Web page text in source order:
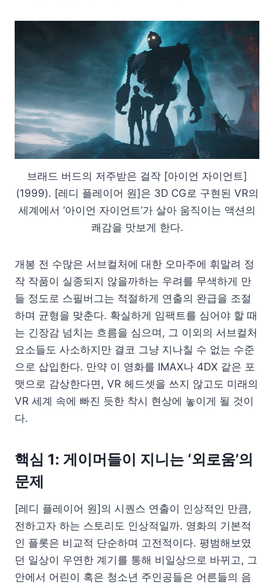
브래드 버드의 저주받은 걸작 [아이언 자이언트]
(1999). [레디 플레이어 원]은 3D CG로 구현된 VR의
세계에서 ‘아이언 자이언트’가 살아 움직이는 액션의
쾌감을 맛보게 한다.
개봉 전 수많은 서브컬처에 대한 오마주에 휘말려 정
작 작품이 실종되지 않을까하는 우려를 무색하게 만
들 정도로 스필버그는 적절하게 연출의 완급을 조절
하며 균형을 맞춘다. 확실하게 임팩트를 심어야 할 때
는 긴장감 넘치는 흐름을 심으며, 그 이외의 서브컬처
요소들도 사소하지만 결코 그냥 지나칠 수 없는 수준
으로 삽입한다. 만약 이 영화를 IMAX나 4DX 같은 포
맷으로 감상한다면, VR 헤드셋을 쓰지 않고도 미래의
VR 세계 속에 빠진 듯한 착시 현상에 놓이게 될 것이
다.
핵심 1: 게이머들이 지니는 ‘외로움’의
문제
[레디 플레이어 원]의 시퀀스 연출이 인상적인 만큼,
전하고자 하는 스토리도 인상적일까. 영화의 기본적
인 플롯은 비교적 단순하며 고전적이다. 평범해보였
던 일상이 우연한 계기를 통해 비일상으로 바뀌고, 그
안에서 어린이 혹은 청소년 주인공들은 어른들의 음